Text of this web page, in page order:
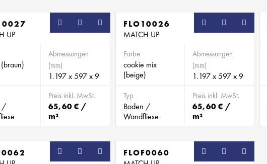
= Von der Merkliste entfernen
UP
Abmessungen
(mm)
1.197 x 597 x 9
/
Preis inkl. MwSt.
65,60 € /
m²
FLO10026
MATCH UP
Farbe
cookie mix
(beige)
Abmessungen
(mm)
1.197 x 597 x 9
Typ
Boden /
Wandfliese
Preis inkl. MwSt.
65,60 € /
m²
FLOF0060